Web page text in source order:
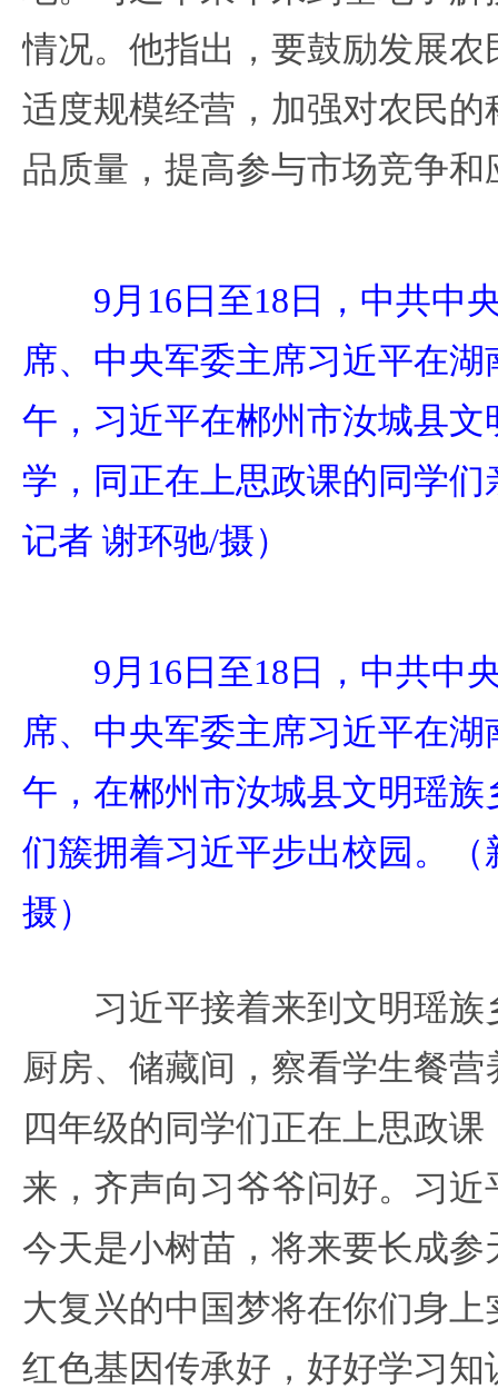
情况。他指出，要鼓励发展
适度规模经营，加强对农民
品质量，提高参与市场竞争
9月16日至18日，中共中
席、中央军委主席习近平在
午，习近平在郴州市汝城县
学，同正在上思政课的同学
记者 谢环驰/摄）
9月16日至18日，中共中
席、中央军委主席习近平在
午，在郴州市汝城县文明瑶
们簇拥着习近平步出校园。
摄）
习近平接着来到文明瑶族
厨房、储藏间，察看学生餐
四年级的同学们正在上思政
来，齐声向习爷爷问好。习
今天是小树苗，将来要长成
大复兴的中国梦将在你们身
红色基因传承好，好好学习